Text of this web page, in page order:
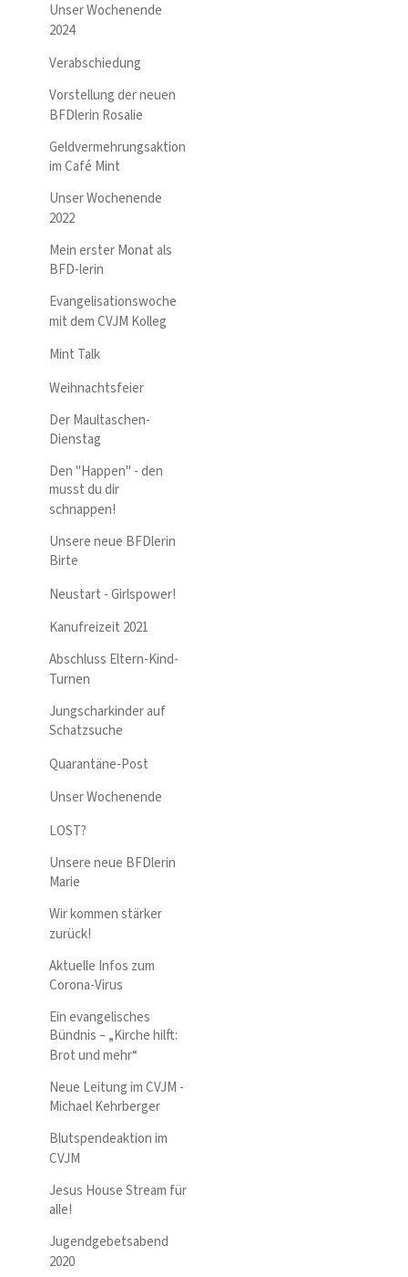
Unser Wochenende
2024
Verabschiedung
Vorstellung der neuen
BFDlerin Rosalie
Geldvermehrungsaktion
im Café Mint
Unser Wochenende
2022
Mein erster Monat als
BFD-lerin
Evangelisationswoche
mit dem CVJM Kolleg
Mint Talk
Weihnachtsfeier
Der Maultaschen-
Dienstag
Den "Happen" - den
musst du dir
schnappen!
Unsere neue BFDlerin
Birte
Neustart - Girlspower!
Kanufreizeit 2021
Abschluss Eltern-Kind-
Turnen
Jungscharkinder auf
Schatzsuche
Quarantäne-Post
Unser Wochenende
LOST?
Unsere neue BFDlerin
Marie
Wir kommen stärker
zurück!
Aktuelle Infos zum
Corona-Virus
Ein evangelisches
Bündnis – „Kirche hilft:
Brot und mehr“
Neue Leitung im CVJM -
Michael Kehrberger
Blutspendeaktion im
CVJM
Jesus House Stream für
alle!
Jugendgebetsabend
2020